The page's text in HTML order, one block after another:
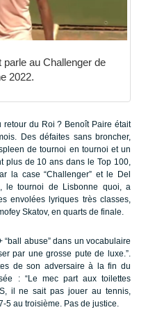
parle au Challenger de
2022.
retour du Roi ? Benoît Paire était
Des défaites sans broncher,
de tournoi en tournoi et un
plus de 10 ans dans le Top 100,
la case “Challenger” et le Del
le tournoi de Lisbonne quoi, a
envolées lyriques très classes,
Skatov, en quarts de finale.
“ball abuse” dans un vocabulaire
par une grosse pute de luxe.”.
de son adversaire à la fin du
: “Le mec part aux toilettes
il ne sait pas jouer au tennis,
5 au troisième. Pas de justice.